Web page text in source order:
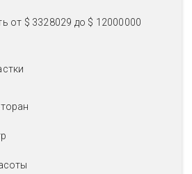
от $ 3328029 до $ 12000000